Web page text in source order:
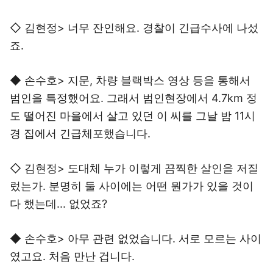
◇ 김현정> 너무 잔인해요. 경찰이 긴급수사에 나섰
죠.
◆ 손수호> 지문, 차량 블랙박스 영상 등을 통해서
범인을 특정했어요. 그래서 범인현장에서 4.7km 정
도 떨어진 마을에서 살고 있던 이 씨를 그날 밤 11시
경 집에서 긴급체포했습니다.
◇ 김현정> 도대체 누가 이렇게 끔찍한 살인을 저질
렀는가. 분명히 둘 사이에는 어떤 뭔가가 있을 것이
다 했는데... 없었죠?
◆ 손수호> 아무 관련 없었습니다. 서로 모르는 사이
였고요. 처음 만난 겁니다.